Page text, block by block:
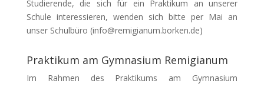
Studierende, die sich für ein Praktikum an unserer
Schule interessieren, wenden sich bitte per Mai an
unser Schulbüro (info@remigianum.borken.de)
Praktikum am Gymnasium Remigianum
Im Rahmen des Praktikums am Gymnasium